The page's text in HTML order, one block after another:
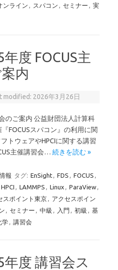
ンライン , スパコン , セミナー , 実
年度 FOCUS主
内
modified: 2026年3月26日
のご案内 公益財団法人計算科
FOCUSスパコン』の利用に関
トウェアやHPCIに関する講習
主催講習会… 続きを読む »
報 タグ: EnSight, FDS , FOCUS ,
HPCI , LAMMPS , Linux , ParaView,
スポイント東京, アクセスポイン
, セミナー , 中級 , 入門 , 初級 , 基
学, 講習会
年度 講習会ス